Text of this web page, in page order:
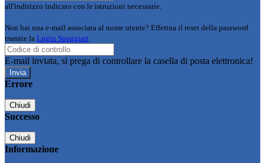
all'indirizzo indicato con le istruzioni necessarie.
Non hai una e-mail associata al nome utente? Effettua il reset della password
tramite la Login Spaggiari
E-mail inviata, si prega di controllare la casella di posta elettronica!
Errore
Chiudi
Successo
Chiudi
Informazione